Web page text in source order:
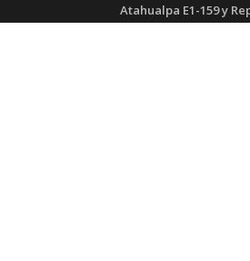
Atahualpa E1-159 y